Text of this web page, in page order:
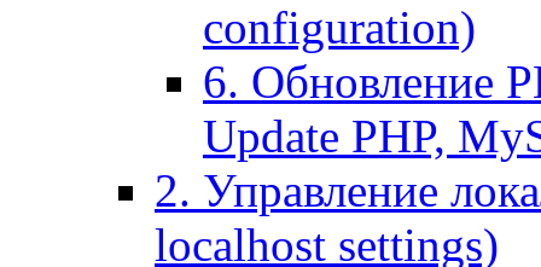
configuration)
6. Обновление
Update PHP,
2. Управление
localhost settings)